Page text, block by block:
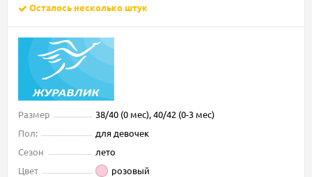
Осталось несколько штук
Размер
38/40 (0 мес), 40/42 (0-3 мес)
Пол:
для девочек
Сезон
лето
Цвет
розовый